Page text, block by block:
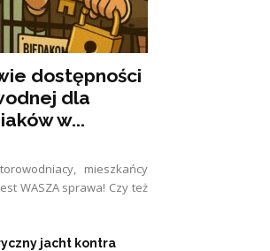
dostępności
dla
w...
mieszkańcy
WASZA sprawa! Czy też
jacht kontra